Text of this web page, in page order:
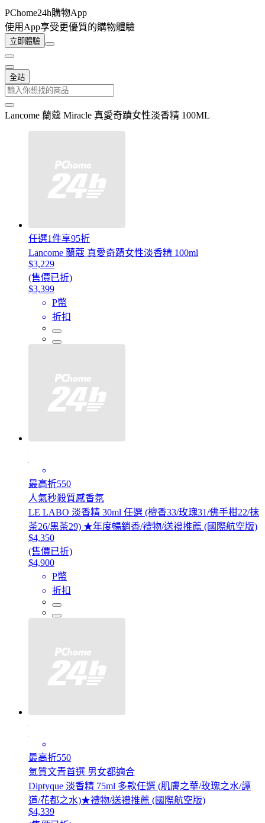
PChome24h購物App
使用App享受更優質的購物體驗
立即體驗
全站
Lancome 蘭蔻 Miracle 真愛奇蹟女性淡香精 100ML
任選1件享95折
Lancome 蘭蔻 真愛奇蹟女性淡香精 100ml
$3,229
(售價已折)
$3,399
P幣
折扣
最高折550
人氣秒殺質感香氛
LE LABO 淡香精 30ml 任選 (檀香33/玫瑰31/佛手柑22/抹
茶26/黑茶29) ★年度暢銷香/禮物/送禮推薦 (國際航空版)
$4,350
(售價已折)
$4,900
P幣
折扣
最高折550
氣質文青首選 男女都適合
Diptyque 淡香精 75ml 多款任選 (肌膚之華/玫瑰之水/譚
道/花都之水)★禮物/送禮推薦 (國際航空版)
$4,339